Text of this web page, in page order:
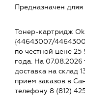
Предназначен дляя
Тонер-картридж
{44643007/
по честной цене
года. На 07.08.2026
доставка на склад
прием заказов в
телефону 8 (812)